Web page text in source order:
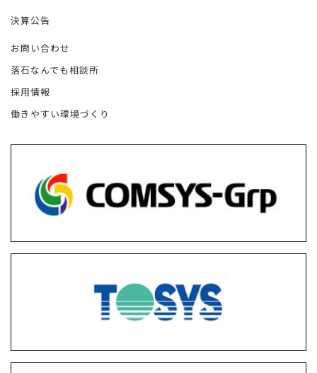
決算公告
お問い合わせ
落石なんでも相談所
採用情報
働きやすい環境づくり